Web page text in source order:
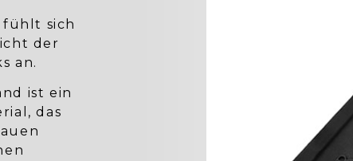
fühlt sich
der
an.
ist ein
das